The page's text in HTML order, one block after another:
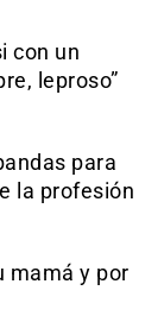
con un
leproso”
para
la profesión
mamá y por